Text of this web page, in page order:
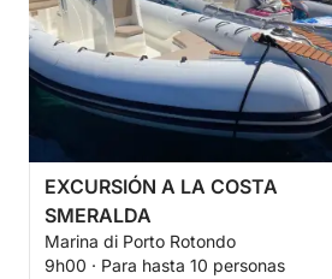
EXCURSIÓN A LA COSTA
SMERALDA
Marina di Porto Rotondo
9h00 · Para hasta 10 personas